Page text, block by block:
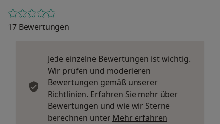
17 Bewertungen
Jede einzelne Bewertungen ist wichtig.
Wir prüfen und moderieren
Bewertungen gemäß unserer
Richtlinien. Erfahren Sie mehr über
Bewertungen und wie wir Sterne
berechnen unter Mehr erfahren